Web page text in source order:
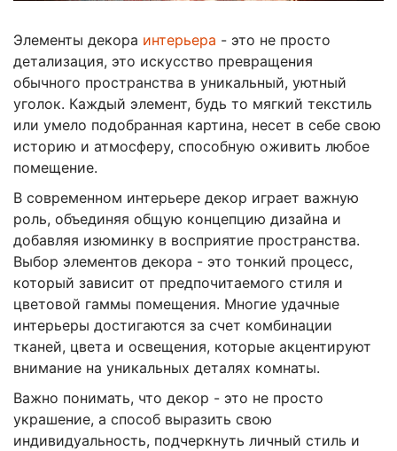
Элементы декора интерьера - это не просто
детализация, это искусство превращения
обычного пространства в уникальный, уютный
уголок. Каждый элемент, будь то мягкий текстиль
или умело подобранная картина, несет в себе свою
историю и атмосферу, способную оживить любое
помещение.
В современном интерьере декор играет важную
роль, объединяя общую концепцию дизайна и
добавляя изюминку в восприятие пространства.
Выбор элементов декора - это тонкий процесс,
который зависит от предпочитаемого стиля и
цветовой гаммы помещения. Многие удачные
интерьеры достигаются за счет комбинации
тканей, цвета и освещения, которые акцентируют
внимание на уникальных деталях комнаты.
Важно понимать, что декор - это не просто
украшение, а способ выразить свою
индивидуальность, подчеркнуть личный стиль и